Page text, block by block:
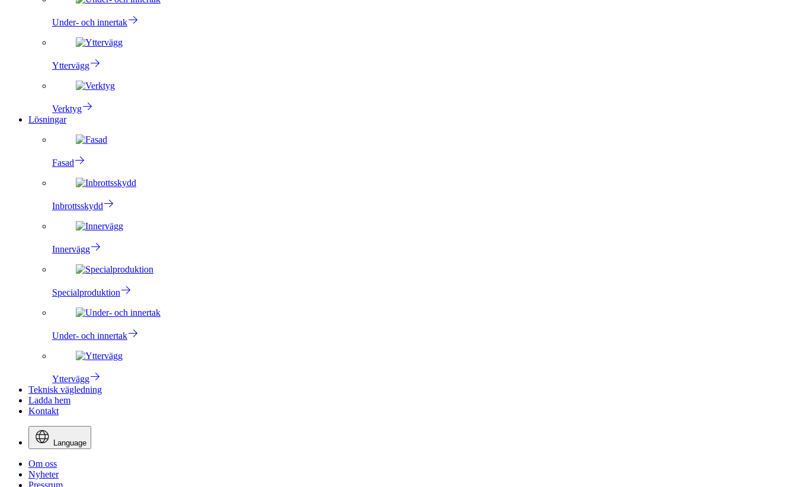
Under- och innertak
Yttervägg
Verktyg
Lösningar
Fasad
Inbrottsskydd
Innervägg
Specialproduktion
Under- och innertak
Yttervägg
Teknisk vägledning
Ladda hem
Kontakt
Language
Om oss
Nyheter
Pressrum